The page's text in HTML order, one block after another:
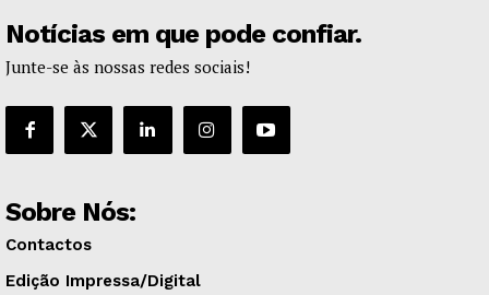
Notícias em que pode confiar.
Junte-se às nossas redes sociais!
Sobre Nós:
Contactos
Edição Impressa/Digital